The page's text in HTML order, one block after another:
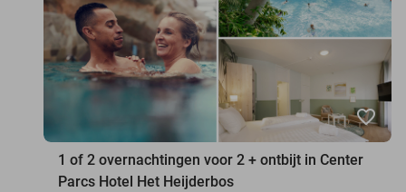
favorite_border
1 of 2 overnachtingen voor 2 + ontbijt in Center
Parcs Hotel Het Heijderbos